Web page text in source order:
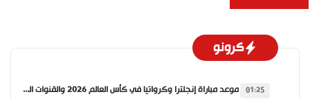
كرونو
01:25 موعد مباراة إنجلترا وكرواتيا في كأس العالم 2026 والقنوات الناقلة